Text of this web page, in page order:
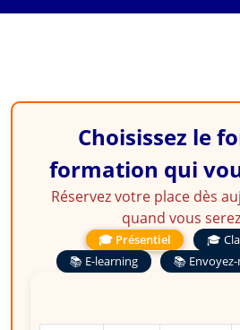
Choisissez le
formation qui
Réservez votre place dès
quand vous
🎓 Présentiel
🎓
📚 E-learning
📚